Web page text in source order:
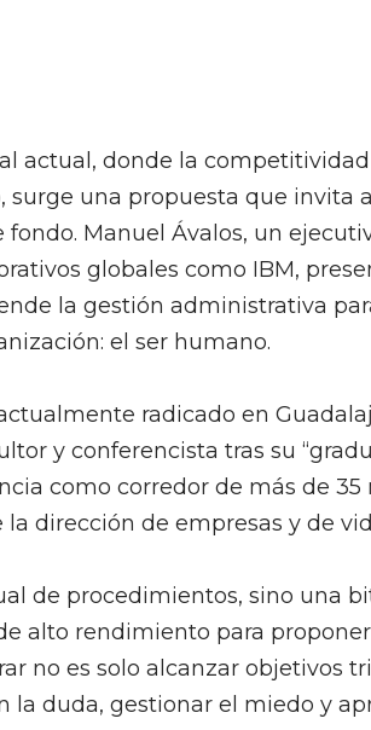
actual, donde la
surge una propuesta que invita
Manuel Ávalos, un
globales como IBM,
la gestión administrativa
el ser humano.
radicado en
y conferencista tras su
como corredor de más de
dirección de empresas y de
de procedimientos, sino una
alto rendimiento para
no es solo alcanzar objetivos
la duda, gestionar el miedo y